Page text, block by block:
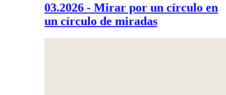
03.2026 - Mirar por un círculo en
un círculo de miradas